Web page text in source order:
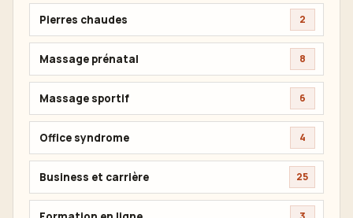
Pierres chaudes 2
Massage prénatal 8
Massage sportif 6
Office syndrome 4
Business et carrière 25